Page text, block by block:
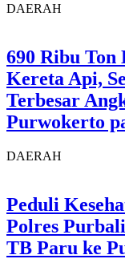
DAERAH
690 Ribu Ton
Kereta Api,
Terbesar
Purwokerto
DAERAH
Peduli
Polres
TB Paru ke